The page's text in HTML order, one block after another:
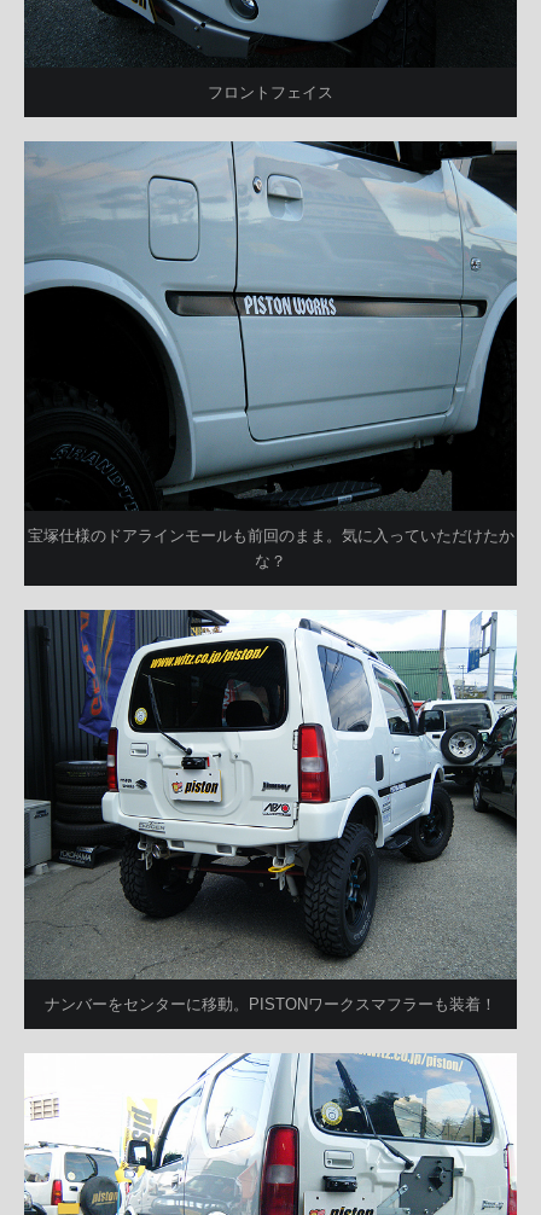
フロントフェイス
宝塚仕様のドアラインモールも前回のまま。気に入っていただけたか
な？
ナンバーをセンターに移動。PISTONワークスマフラーも装着！